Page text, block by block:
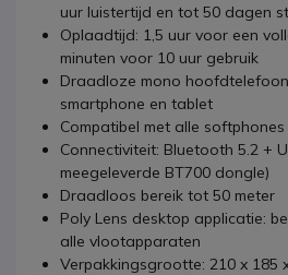
uur luistertijd en tot 50 dagen
Oplaadtijd: 1,5 uur voor een
minuten voor 10 uur gebruik
Draadloze mono hoofdtelefoon
smartphone en tablet
Compatibel met alle softphones
Connectiviteit: Bluetooth 5.2 +
meegeleverde BT700 dongle)
Draadloos bereik tot 50 meter
Poly Lens desktop applicatie:
alle vlootapparaten
Verpakkingsgrootte: 210 x 185